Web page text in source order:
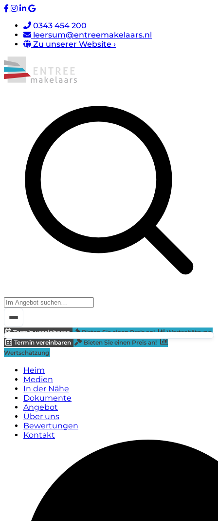
0343 454 200
leersum@entreemakelaars.nl
Zu unserer Website ›
Termin vereinbaren Bieten Sie einen Preis an!
Wertschätzung
Termin vereinbaren
Bieten Sie einen Preis an!
Wertschätzung
Heim
Medien
In der Nähe
Dokumente
Angebot
Über uns
Bewertungen
Kontakt